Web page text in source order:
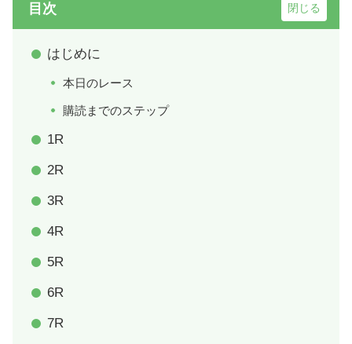
目次
はじめに
本日のレース
購読までのステップ
1R
2R
3R
4R
5R
6R
7R